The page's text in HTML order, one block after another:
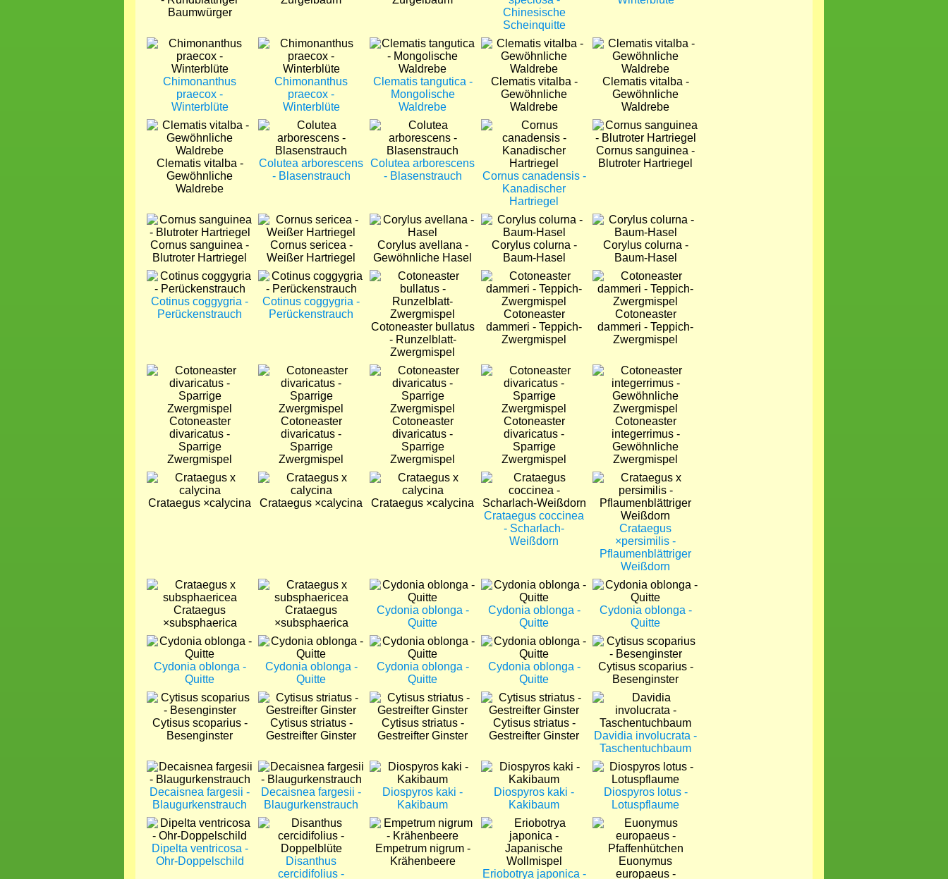
Baumwürger
Chinesische
Scheinquitte
Bild
Chimonanthus
praecox -
Winterblüte
Bild
Chimonanthus
praecox -
Winterblüte
Bild
Clematis tangutica -
Mongolische
Waldrebe
Bild
Clematis vitalba -
Gewöhnliche
Waldrebe
Bild
Clematis vitalba -
Gewöhnliche
Waldrebe
Bild
Clematis vitalba -
Gewöhnliche
Waldrebe
Bild
Colutea arborescens
- Blasenstrauch
Bild
Colutea arborescens
- Blasenstrauch
Bild
Cornus canadensis -
Kanadischer
Hartriegel
Bild
Cornus sanguinea -
Blutroter Hartriegel
Bild
Cornus sanguinea -
Blutroter Hartriegel
Bild
Cornus sericea -
Weißer Hartriegel
Bild
Corylus avellana -
Gewöhnliche Hasel
Bild
Corylus colurna -
Baum-Hasel
Bild
Corylus colurna -
Baum-Hasel
Bild
Cotinus coggygria -
Perückenstrauch
Bild
Cotinus coggygria -
Perückenstrauch
Bild
Cotoneaster bullatus
- Runzelblatt-
Zwergmispel
Bild
Cotoneaster
dammeri - Teppich-
Zwergmispel
Bild
Cotoneaster
dammeri - Teppich-
Zwergmispel
Bild
Cotoneaster
divaricatus -
Sparrige
Zwergmispel
Bild
Cotoneaster
divaricatus -
Sparrige
Zwergmispel
Bild
Cotoneaster
divaricatus -
Sparrige
Zwergmispel
Bild
Cotoneaster
divaricatus -
Sparrige
Zwergmispel
Bild
Cotoneaster
integerrimus -
Gewöhnliche
Zwergmispel
Bild
Crataegus ×calycina
Bild
Crataegus ×calycina
Bild
Crataegus ×calycina
Bild
Crataegus coccinea
- Scharlach-
Weißdorn
Bild
Crataegus
×persimilis -
Pflaumenblättriger
Weißdorn
Bild
Crataegus
×subsphaerica
Bild
Crataegus
×subsphaerica
Bild
Cydonia oblonga -
Quitte
Bild
Cydonia oblonga -
Quitte
Bild
Cydonia oblonga -
Quitte
Bild
Cydonia oblonga -
Quitte
Bild
Cydonia oblonga -
Quitte
Bild
Cydonia oblonga -
Quitte
Bild
Cydonia oblonga -
Quitte
Bild
Cytisus scoparius -
Besenginster
Bild
Cytisus scoparius -
Besenginster
Bild
Cytisus striatus -
Gestreifter Ginster
Bild
Cytisus striatus -
Gestreifter Ginster
Bild
Cytisus striatus -
Gestreifter Ginster
Bild
Davidia involucrata -
Taschentuchbaum
Bild
Decaisnea fargesii -
Blaugurkenstrauch
Bild
Decaisnea fargesii -
Blaugurkenstrauch
Bild
Diospyros kaki -
Kakibaum
Bild
Diospyros kaki -
Kakibaum
Bild
Diospyros lotus -
Lotuspflaume
Bild
Dipelta ventricosa -
Ohr-Doppelschild
Bild
Disanthus
cercidifolius -
Bild
Empetrum nigrum -
Krähenbeere
Bild
Eriobotrya japonica -
Bild
Euonymus
europaeus -